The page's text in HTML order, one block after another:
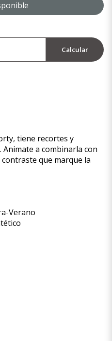
Calcular
tiene recortes y
a combinarla con
que marque la
Verano